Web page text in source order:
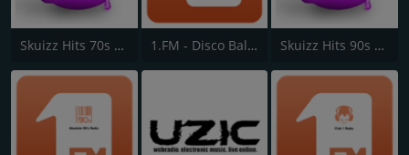
Skuizz Hits 70s - 90s 1.FM - Disco Ball 70s & 80s Skuizz Hits 90s - 2000s